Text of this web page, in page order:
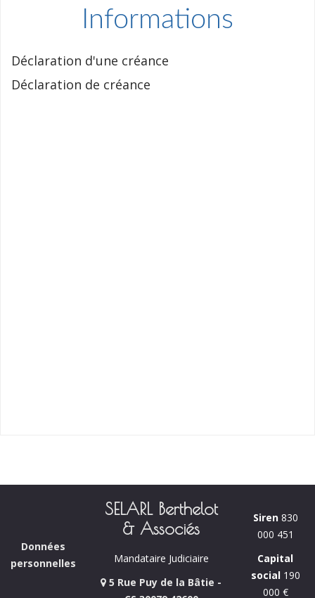
Informations
Déclaration d'une créance
Déclaration de créance
Données
personnelles
SELARL Berthelot
& Associés
Mandataire Judiciaire
5 Rue Puy de la Bâtie -
Siren830
000 451
Capital
social190
000 €